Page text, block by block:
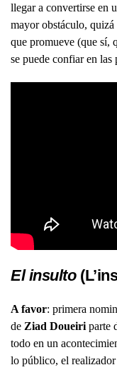
llegar a convertirse en
mayor obstáculo, quizá
que promueve (que sí,
se puede confiar en
El insulto
A favor: primera
de Ziad Doueiri parte
todo en un
lo público, el